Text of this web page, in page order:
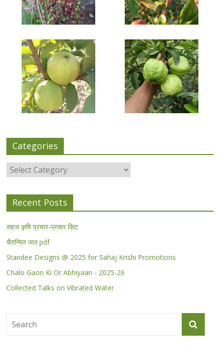
Categories
Categories
Recent Posts
सहज कृषि प्रचार-प्रसार किट
चैतन्यित जल pdf
Standee Designs @ 2025 for Sahaj Krishi Promotions
Chalo Gaon Ki Or Abhiyaan - 2025-26
Collected Talks on Vibrated Water